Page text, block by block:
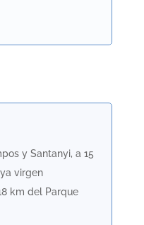
y Santanyi, a 15
virgen
km del Parque